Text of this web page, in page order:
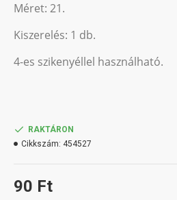
Méret: 21.
Kiszerelés: 1 db.
4-es szikenyéllel használható.
90 Ft
RAKTÁRON
Cikkszám: 454527